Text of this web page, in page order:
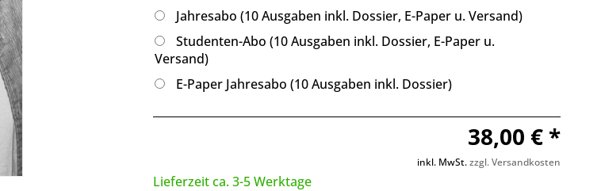
Jahresabo (10 Ausgaben inkl. Dossier, E-Paper u. Versand)
Studenten-Abo (10 Ausgaben inkl. Dossier, E-Paper u.
Versand)
E-Paper Jahresabo (10 Ausgaben inkl. Dossier)
38,00 € *
inkl. MwSt.zzgl. Versandkosten
Lieferzeit ca. 3-5 Werktage